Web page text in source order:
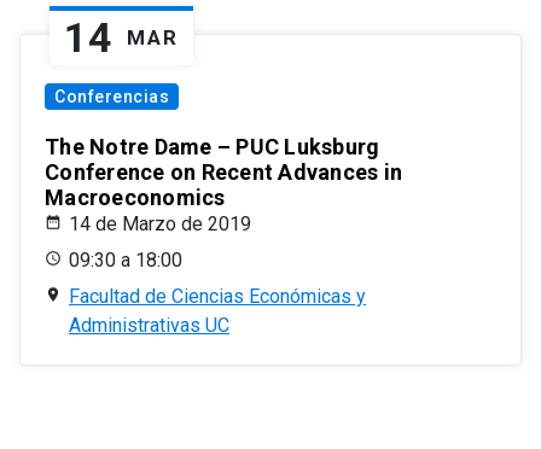
14 MAR
Conferencias
The Notre Dame – PUC Luksburg
Conference on Recent Advances in
Macroeconomics
14 de Marzo de 2019
09:30 a 18:00
Facultad de Ciencias Económicas y
Administrativas UC